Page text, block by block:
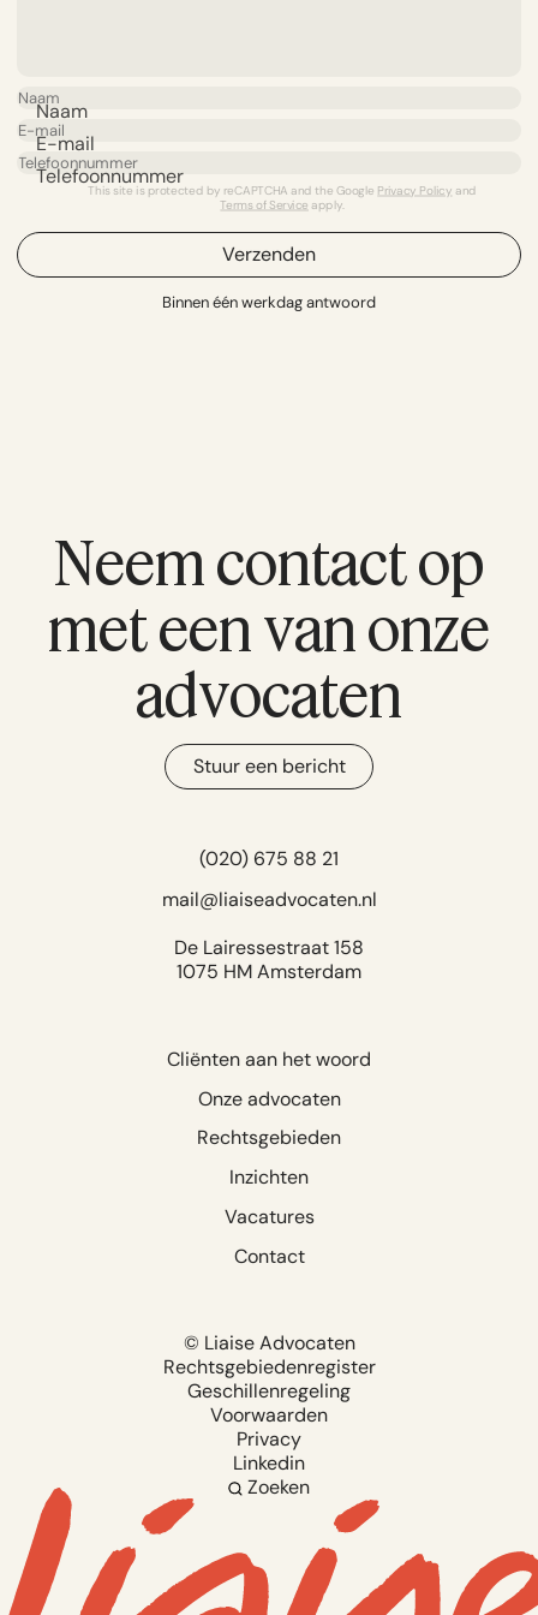
Naam
E-mail
Telefoonnummer
This site is protected by reCAPTCHA and the Google Privacy Policy and
Terms of Service apply.
Verzenden
Binnen één werkdag antwoord
Neem contact op
met een van onze
advocaten
Stuur een bericht
(020) 675 88 21
mail@liaiseadvocaten.nl
De Lairessestraat 158
1075 HM Amsterdam
Cliënten aan het woord
Onze advocaten
Rechtsgebieden
Inzichten
Vacatures
Contact
© Liaise Advocaten
Rechtsgebiedenregister
Geschillenregeling
Voorwaarden
Privacy
Linkedin
Zoeken